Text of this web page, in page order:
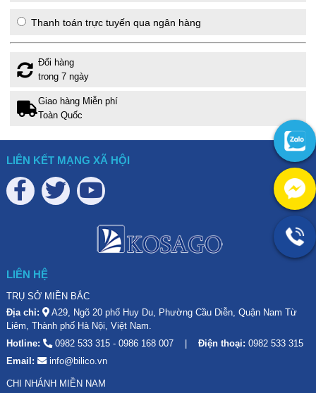
Thanh toán trực tuyến qua ngân hàng
Đổi hàng
trong 7 ngày
Giao hàng Miễn phí
Toàn Quốc
LIÊN KẾT MẠNG XÃ HỘI
LIÊN HỆ
TRỤ SỞ MIỀN BẮC
Địa chỉ:
A29, Ngõ 20 phố Huy Du, Phường Cầu Diễn, Quận Nam Từ
Liêm, Thành phố Hà Nội, Việt Nam.
Hotline:
0982 533 315 - 0986 168 007 Điện thoại: 0982 533 315
Email:
info@bilico.vn
CHI NHÁNH MIỀN NAM